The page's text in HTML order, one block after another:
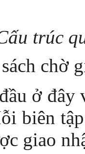
trúc
chờ
ở đây
biên
giao